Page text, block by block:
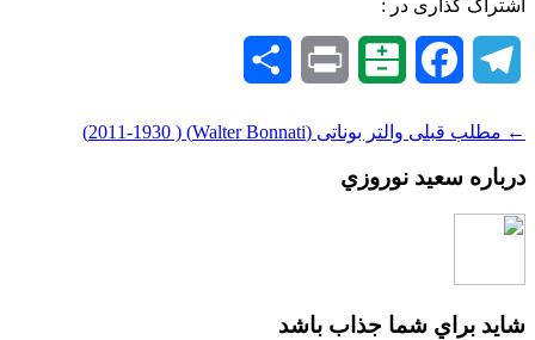
اشتراک گذاری در :
Telegram
Facebook
Balatarin
Print
← مطلب قبلی والتر بوناتی (Walter Bonnati) ( 2011-1930)
درباره سعيد نوروزي
شايد براي شما جذاب باشد